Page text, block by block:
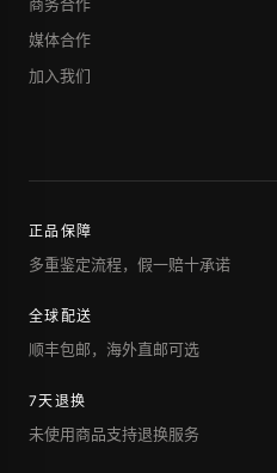
媒体合作
加入我们
正品保障
多重鉴定流程，假一赔十承诺
全球配送
顺丰包邮，海外直邮可选
7天退换
未使用商品支持退换服务